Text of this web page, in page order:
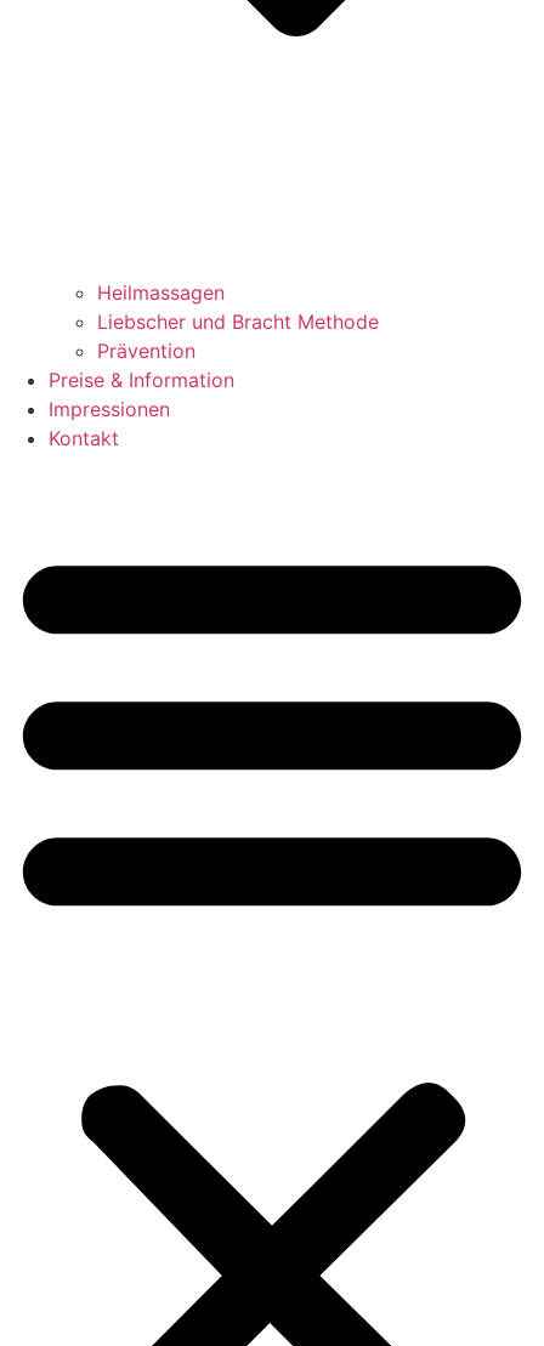
Heilmassagen
Liebscher und Bracht Methode
Prävention
Preise & Information
Impressionen
Kontakt